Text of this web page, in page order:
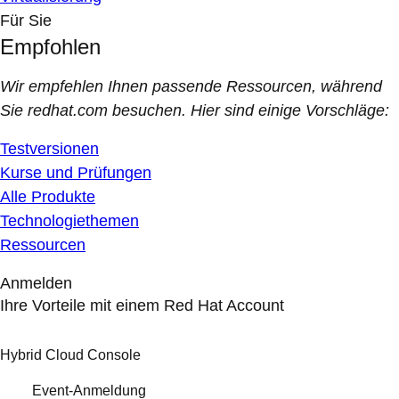
Für Sie
Empfohlen
Wir empfehlen Ihnen passende Ressourcen, während
Sie redhat.com besuchen. Hier sind einige Vorschläge:
Testversionen
Kurse und Prüfungen
Alle Produkte
Technologiethemen
Ressourcen
Anmelden
Ihre Vorteile mit einem Red Hat Account
Hybrid Cloud Console
Event-Anmeldung